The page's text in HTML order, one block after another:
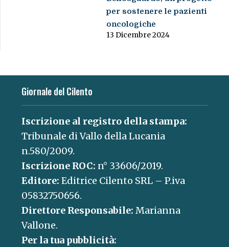
per sostenere le pazienti
oncologiche
13 Dicembre 2024
Giornale del Cilento
Iscrizione al registro della stampa:
Tribunale di Vallo della Lucania
n.580/2009.
Iscrizione ROC: n° 33606/2019.
Editore: Editrice Cilento SRL – P.iva
05832750656.
Direttore Responsabile: Marianna
Vallone.
Per la tua pubblicità: